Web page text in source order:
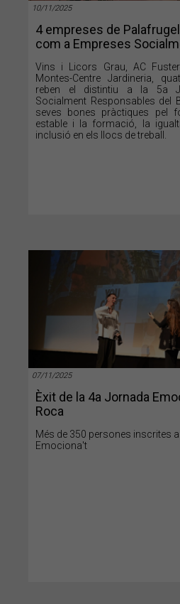
10/11/2025
4 empreses de
com a Empreses
Vins i Licors Grau, AC
Montes-Centre Jardineria,
reben el distintiu a la 5a
Socialment Responsables del
seves bones pràctiques pel
estable i la formació, la
inclusió en els llocs de treball.
07/11/2025
Èxit de la 4a Jornada
Roca
Més de 350 persones inscrites
Emociona't